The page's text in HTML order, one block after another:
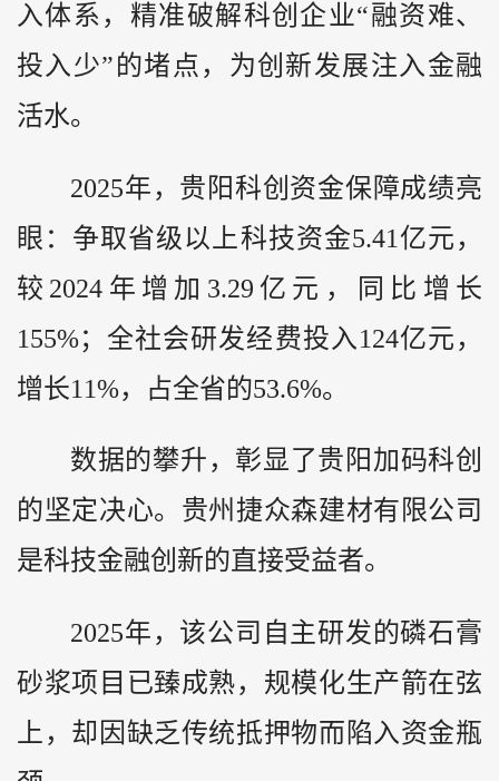
入体系，精准破解科创企业“融资难、
投入少”的堵点，为创新发展注入金融
活水。
2025年，贵阳科创资金保障成绩亮
眼：争取省级以上科技资金5.41亿元，
较2024年增加3.29亿元，同比增长
155%；全社会研发经费投入124亿元，
增长11%，占全省的53.6%。
数据的攀升，彰显了贵阳加码科创
的坚定决心。贵州捷众森建材有限公司
是科技金融创新的直接受益者。
2025年，该公司自主研发的磷石膏
砂浆项目已臻成熟，规模化生产箭在弦
上，却因缺乏传统抵押物而陷入资金瓶